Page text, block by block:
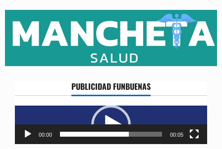
content
PUBLICIDAD FUNBUENAS
Reproductor
de
vídeo
00:00 00:05